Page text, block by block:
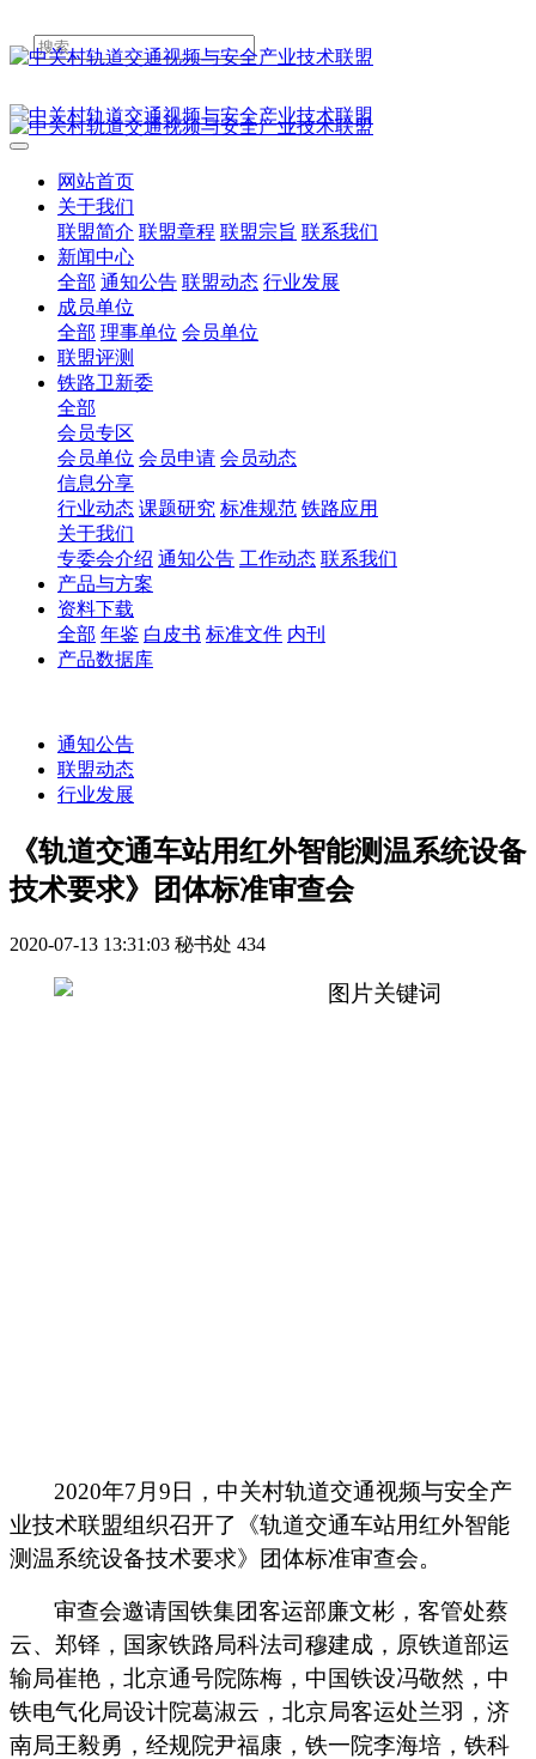
网站首页
关于我们
联盟简介 联盟章程 联盟宗旨 联系我们
新闻中心
全部 通知公告 联盟动态 行业发展
成员单位
全部 理事单位 会员单位
联盟评测
铁路卫新委
全部
会员专区
会员单位 会员申请 会员动态
信息分享
行业动态 课题研究 标准规范 铁路应用
关于我们
专委会介绍 通知公告 工作动态 联系我们
产品与方案
资料下载
全部 年鉴 白皮书 标准文件 内刊
产品数据库
通知公告
联盟动态
行业发展
《轨道交通车站用红外智能测温系统设备
技术要求》团体标准审查会
2020-07-13 13:31:03 秘书处 434
2020年7月9日，中关村轨道交通视频与安全产
业技术联盟组织召开了《轨道交通车站用红外智能
测温系统设备技术要求》团体标准审查会。
审查会邀请国铁集团客运部廉文彬，客管处蔡
云、郑铎，国家铁路局科法司穆建成，原铁道部运
输局崔艳，北京通号院陈梅，中国铁设冯敬然，中
铁电气化局设计院葛淑云，北京局客运处兰羽，济
南局王毅勇，经规院尹福康，铁一院李海培，铁科